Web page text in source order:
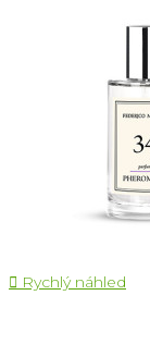
 Rychlý náhled